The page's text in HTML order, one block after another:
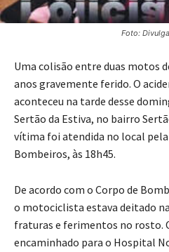
Foto:
Uma colisão entre duas motos
anos gravemente ferido. O
aconteceu na tarde desse
Sertão da Estiva, no bairro
vítima foi atendida no local
Bombeiros, às 18h45.
De acordo com o Corpo de
o motociclista estava deitado
fraturas e ferimentos no rosto.
encaminhado para o Hospital